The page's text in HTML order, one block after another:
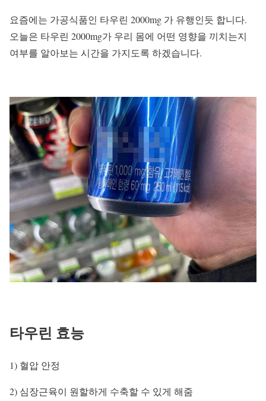
요즘에는 가공식품인 타우린 2000mg 가 유행인듯 합니다.
오늘은 타우린 2000mg가 우리 몸에 어떤 영향을 끼치는지
여부를 알아보는 시간을 가지도록 하겠습니다.
타우린 효능
1) 혈압 안정
2) 심장근육이 원할하게 수축할 수 있게 해줌